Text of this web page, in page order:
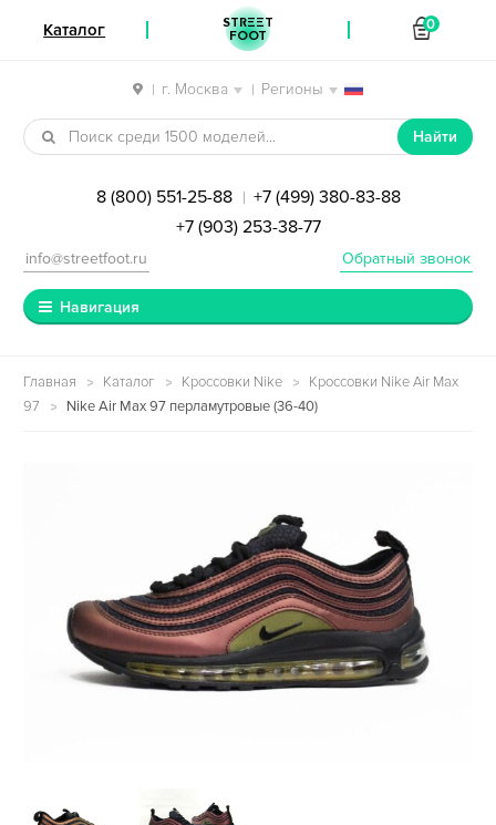
| г. Москва | Регионы
Перейти к навигации
Перейти к содержимому
Найти
8 (800) 551-25-88 | +7 (499) 380-83-88
+7 (903) 253-38-77
Обратный звонок
info@streetfoot.ru
Навигация
Главная Каталог Кроссовки Nike
Кроссовки Nike Air Max
97
Nike Air Max 97 перламутровые (36-40)
Каталог STREET
FOOT
0